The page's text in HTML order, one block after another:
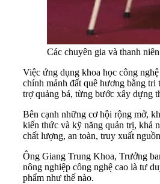
Các chuyên gia và thanh
Việc ứng dụng khoa học công
chính mảnh đất quê hương bằng
trợ quảng bá, từng bước xây dựng
Bên cạnh những cơ hội rộng mở,
kiến thức và kỹ năng quản trị, khả
chất lượng, an toàn, truy xuất
Ông Giang Trung Khoa, Trưởng
nông nghiệp công nghệ cao là tư
phẩm như thế nào.